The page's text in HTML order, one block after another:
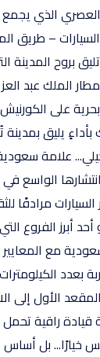
الذي يجمع
– طريق
بروح المدينة
الملك عبد
على
يليق بمدينة
علامة
الواسع
السيارات
أبرز الفروع
مع
بعدد
الأول إلى
راقية تحمل
خيارًا... بل